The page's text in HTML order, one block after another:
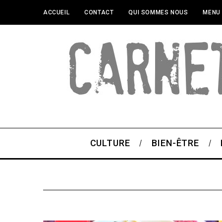
ACCUEIL CONTACT QUI SOMMES NOUS MENU
CULTURE BIEN-ÊTRE